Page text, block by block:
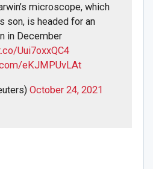
microscope, which
son, is headed for an
in December
Uui7oxxQC4
eKJMPUvLAt
October 24, 2021